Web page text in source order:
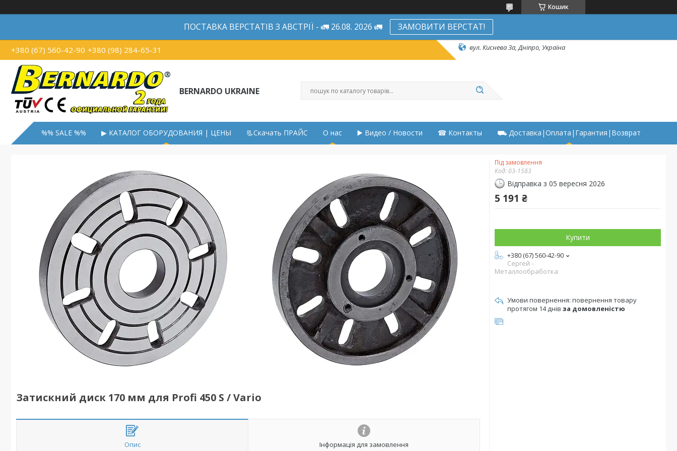
Кошик
ПОСТАВКА ВЕРСТАТІВ З АВСТРІЇ - 🚛 26.08. 2026 🚛 ЗАМОВИТИ ВЕРСТАТ!
+380 (67) 560-42-90 +380 (98) 284-65-31 вул. Киснева 3а, Дніпро, Україна
BERNARDO UKRAINE
%% SALE %% ▶ КАТАЛОГ ОБОРУДОВАНИЯ | ЦЕНЫ 📃Скачать ПРАЙС О нас ▶️ Видео / Новости ☎ Контакты ⛟ Доставка|Оплата|Гарантия|Возврат
Затискний диск 170 мм для Profi 450 S / Vario
Опис Інформація для замовлення
Під замовлення
Код: 03-1583
Відправка з 05 вересня 2026
5 191 ₴
Купити
+380 (67) 560-42-90
Сергей -
Металлообработка
повернення товару
протягом 14 днів за домовленістю